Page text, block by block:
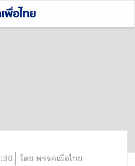
โดย พรรคเพื่อไทย